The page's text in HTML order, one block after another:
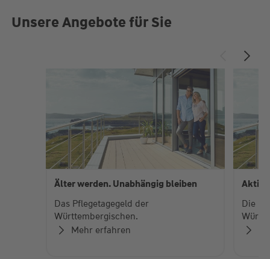
Unsere Angebote für Sie
Älter werden. Unabhängig bleiben
Das Pflegetagegeld der
Württembergischen.
Mehr erfahren
Aktiv
Die